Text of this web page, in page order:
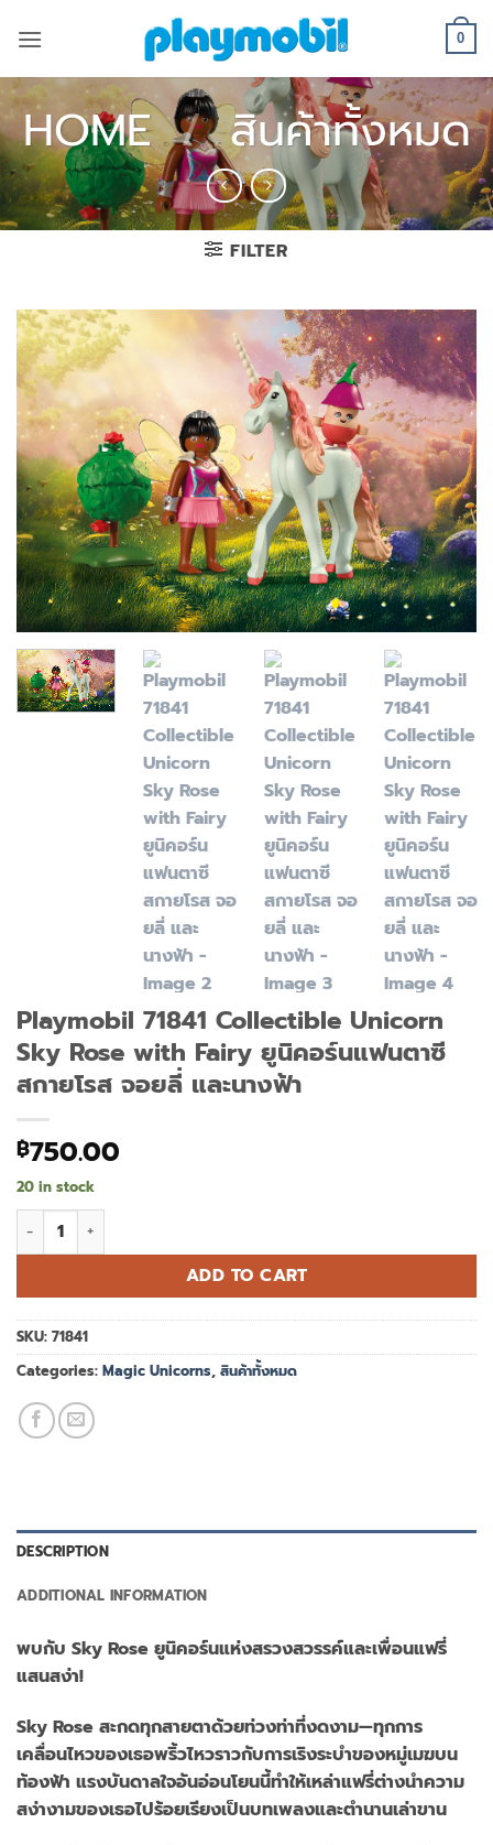
0
HOME / สินค้าทั้งหมด
FILTER
Playmobil 71841 Collectible Unicorn
Sky Rose with Fairy ยูนิคอร์นแฟนตาซี
สกายโรส จอยลี่ และนางฟ้า
฿750.00
20 in stock
Playmobil 71841 Collectible Unicorn Sky Rose with Fairy ยู
ADD TO CART
SKU: 71841
Categories: Magic Unicorns, สินค้าทั้งหมด
DESCRIPTION
ADDITIONAL INFORMATION
พบกับ Sky Rose ยูนิคอร์นแห่งสรวงสวรรค์และเพื่อนแฟรี่
แสนสง่า!
Sky Rose สะกดทุกสายตาด้วยท่วงท่าที่งดงาม—ทุกการ
เคลื่อนไหวของเธอพริ้วไหวราวกับการเริงระบำของหมู่เมฆบน
ท้องฟ้า แรงบันดาลใจอันอ่อนโยนนี้ทำให้เหล่าแฟรี่ต่างนำความ
สง่างามของเธอไปร้อยเรียงเป็นบทเพลงและตำนานเล่าขาน